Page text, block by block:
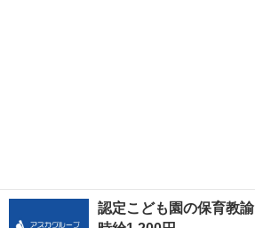
認定こども園の保育教諭